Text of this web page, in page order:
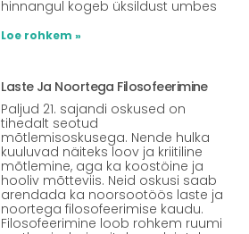
hinnangul kogeb üksildust umbes
Loe rohkem »
Laste Ja Noortega Filosofeerimine
Paljud 21. sajandi oskused on
tihedalt seotud
mõtlemisoskusega. Nende hulka
kuuluvad näiteks loov ja kriitiline
mõtlemine, aga ka koostöine ja
hooliv mõtteviis. Neid oskusi saab
arendada ka noorsootöös laste ja
noortega filosofeerimise kaudu.
Filosofeerimine loob rohkem ruumi